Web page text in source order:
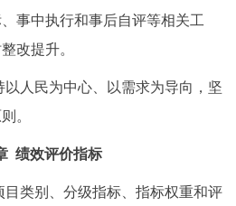
事中执行和事后自评等相关工
改提升。
人民为中心、以需求为导向，坚
。
绩效评价指标
类别、分级指标、指标权重和评